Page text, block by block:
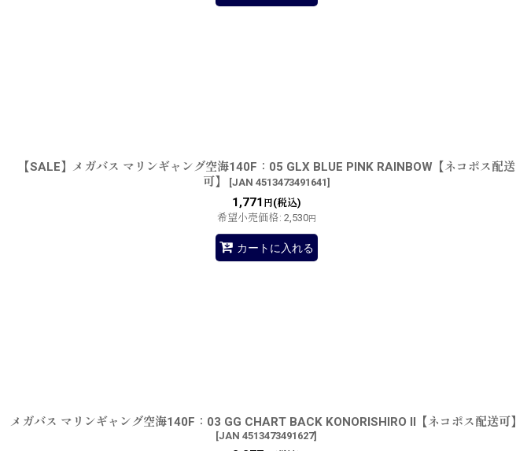
【SALE】メガバス マリンギャング空海140F：05 GLX BLUE PINK RAINBOW【ネコポス配送
可】
[JAN 4513473491641]
1,771 円(税込)
希望小売価格: 2,530円
カートに入れる
メガバス マリンギャング空海140F：03 GG CHART BACK KONORISHIRO II【ネコポス配送可】
[JAN 4513473491627]